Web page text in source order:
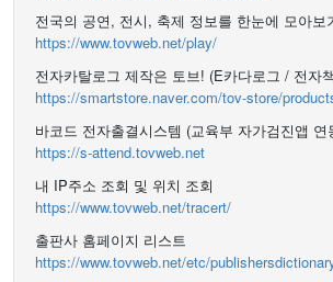
전국의 공연, 전시, 축제 정보를 한눈에 모아보
https://www.tovweb.net/play/
전자카탈로그 제작은 토브! (E카다로그 / 전자
https://smartstore.naver.com/tov-store/
바코드 전자출결시스템 (교육부 자가검진앱 연
https://s-attend.tovweb.net
내 IP주소 조회 및 위치 조회
https://www.tovweb.net/tracert/
출판사 홈페이지 리스트
https://www.tovweb.net/etc/